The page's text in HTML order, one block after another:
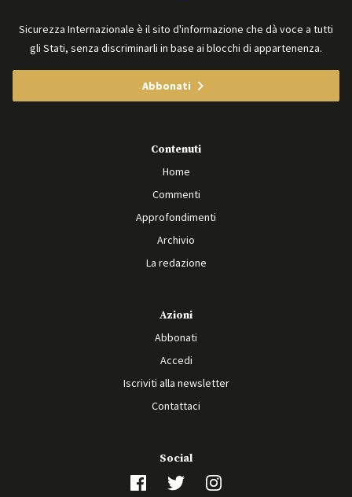
Sicurezza Internazionale è il sito d'informazione che dà voce a tutti
gli Stati, senza discriminarli in base ai blocchi di appartenenza.
Abbonati
Contenuti
Home
Commenti
Approfondimenti
Archivio
La redazione
Azioni
Abbonati
Accedi
Iscriviti alla newsletter
Contattaci
Social